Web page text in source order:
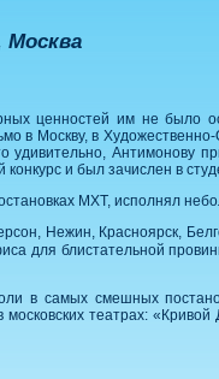
Москва
ценностей им не было
в Москву, в
Антимонову
и был зачислен в
МХТ, исполнял
Нежин, Красноярск,
для блистательной
в самых смешных
театрах: